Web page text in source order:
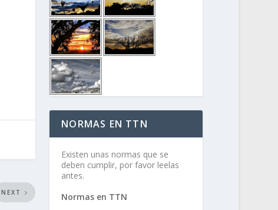
NEXT
NORMAS EN TTN
Existen unas normas que se
deben cumplir, por favor leelas
antes.
Normas en TTN